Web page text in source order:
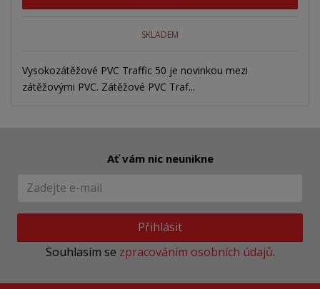
SKLADEM
Vysokozátěžové PVC Traffic 50 je novinkou mezi
zátěžovými PVC. Zátěžové PVC Traf...
Ať vám nic neunikne
Přihlásit
Souhlasím se zpracováním osobních údajů.